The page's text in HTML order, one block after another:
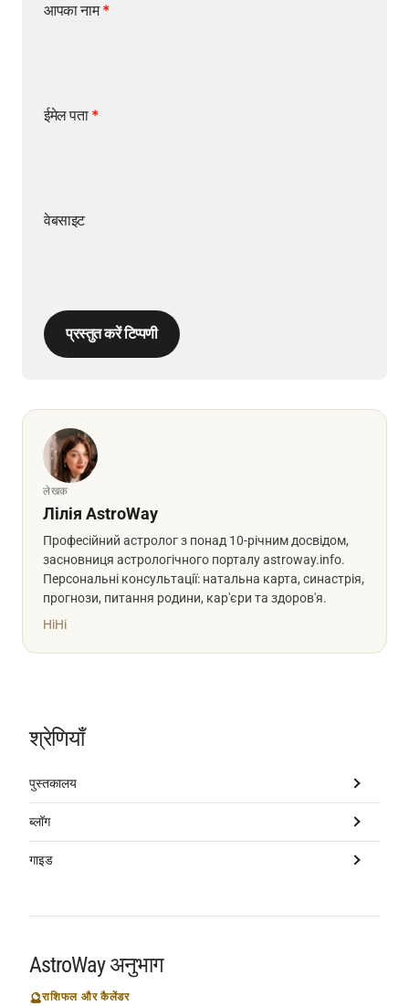
आपका नाम*
ईमेल पता *
वेबसाइट
प्रस्तुत करें टिप्पणी
लेखक
Лілія AstroWay
Професійний астролог з понад 10-річним досвідом,
засновниця астрологічного порталу astroway.info.
Персональні консультації: натальна карта, синастрія,
прогнози, питання родини, кар'єри та здоров'я.
HiHi
श्रेणियाँ
पुस्तकालय
ब्लॉग
गाइड
AstroWay अनुभाग
🔮राशिफल और कैलेंडर